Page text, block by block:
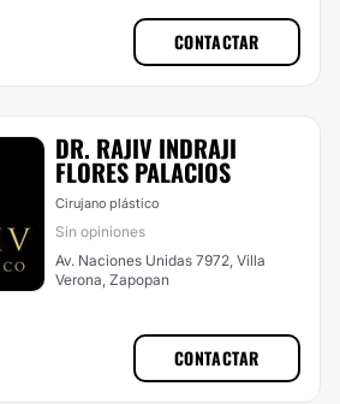
CONTACTAR
DR. RAJIV INDRAJI
FLORES PALACIOS
Cirujano plástico
Sin opiniones
Av. Naciones Unidas 7972, Villa
Verona, Zapopan
CONTACTAR